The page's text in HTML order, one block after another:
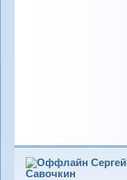
Сергей
Савочкин